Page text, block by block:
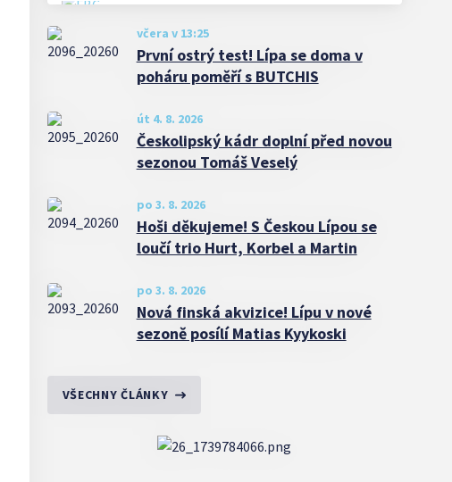
včera v 13:25
První ostrý test! Lípa se doma v
poháru poměří s BUTCHIS
út 4. 8. 2026
Českolipský kádr doplní před novou
sezonou Tomáš Veselý
po 3. 8. 2026
Hoši děkujeme! S Českou Lípou se
loučí trio Hurt, Korbel a Martin
po 3. 8. 2026
Nová finská akvizice! Lípu v nové
sezoně posílí Matias Kyykoski
VŠECHNY ČLÁNKY